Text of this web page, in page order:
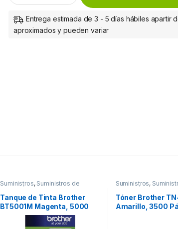
Entrega estimada de 3 - 5 días hábiles apartir
aproximados y pueden variar
Suministros, Suministros de
Impresión
Tanque de Tinta Brother
BT5001M Magenta, 5000
Páginas RENDIMIENTO
5000 PGS
Suministros,
Impresión
Tóner Brother
Amarillo, 3500